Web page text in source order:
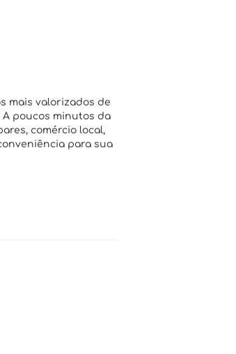
mais valorizados de
A poucos minutos da
comércio local,
para sua